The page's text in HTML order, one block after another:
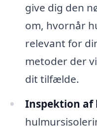
give dig den
om, hvornår
relevant for
metoder der
dit tilfælde.
Inspektion af